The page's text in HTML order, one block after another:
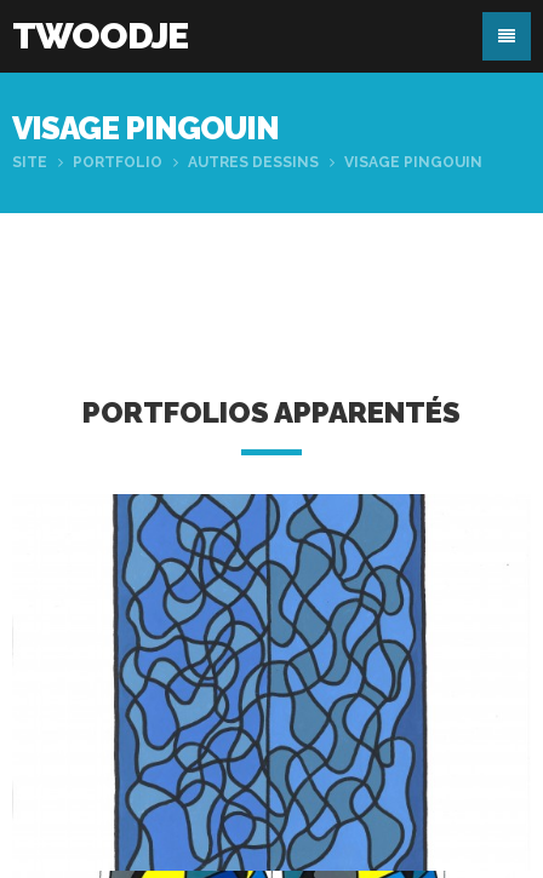
TWOODJE
VISAGE PINGOUIN
SITE PORTFOLIO AUTRES DESSINS VISAGE PINGOUIN
PORTFOLIOS APPARENTÉS